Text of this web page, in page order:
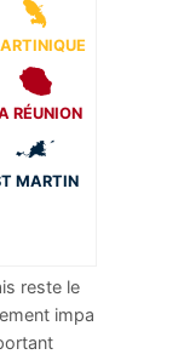
RÉUNION
MARTIN
reste le
...
impa